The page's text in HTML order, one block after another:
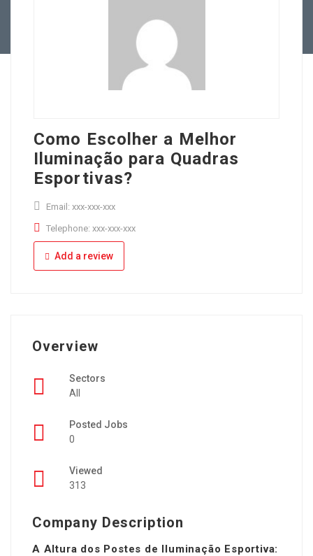
Como Escolher a Melhor
Iluminação para Quadras
Esportivas?
Email: xxx-xxx-xxx
Telephone: xxx-xxx-xxx
Add a review
Overview
Sectors
All
Posted Jobs
0
Viewed
313
Company Description
A Altura dos Postes de Iluminação Esportiva: